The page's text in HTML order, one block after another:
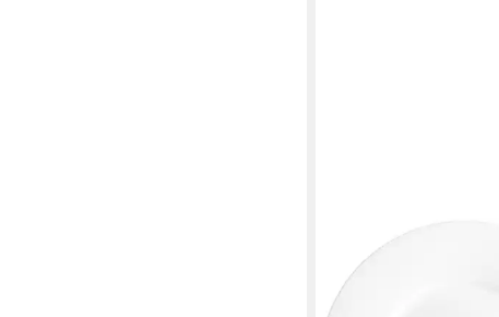
Speiseteller Dîner 27 cm
ab 20,90 €
lieferbar in 3 Wochen